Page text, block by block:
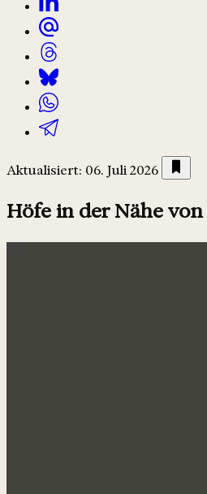
Aktualisiert: 06. Juli 2026
Höfe in der Nähe